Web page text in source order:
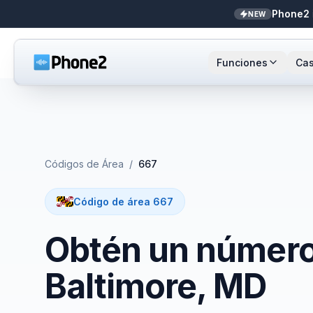
NEW
Funciones
Identificador de llamadas
Analíticas de llamadas
Bandeja unificada
Zapier NEW
Soporte y éxito
Códigos de Área / 667
Código de área 667
Obtén un
Baltimore, MD